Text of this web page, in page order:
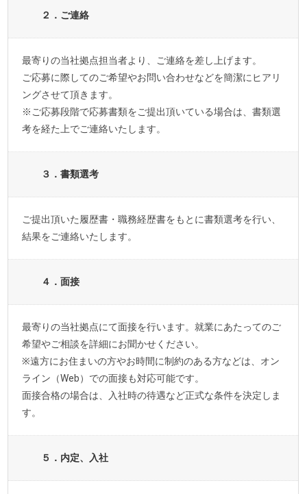
２．ご連絡
最寄りの当社拠点担当者より、ご連絡を差し上げます。
ご応募に際してのご希望やお問い合わせなどを簡潔にヒアリ
ングさせて頂きます。
※ご応募段階で応募書類をご提出頂いている場合は、書類選
考を経た上でご連絡いたします。
３．書類選考
ご提出頂いた履歴書・職務経歴書をもとに書類選考を行い、
結果をご連絡いたします。
４．面接
最寄りの当社拠点にて面接を行います。就業にあたってのご
希望やご相談を詳細にお聞かせください。
※遠方にお住まいの方やお時間に制約のある方などは、オン
ライン（Web）での面接も対応可能です。
面接合格の場合は、入社時の待遇など正式な条件を決定しま
す。
５．内定、入社